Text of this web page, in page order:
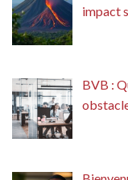
impact
BVB :